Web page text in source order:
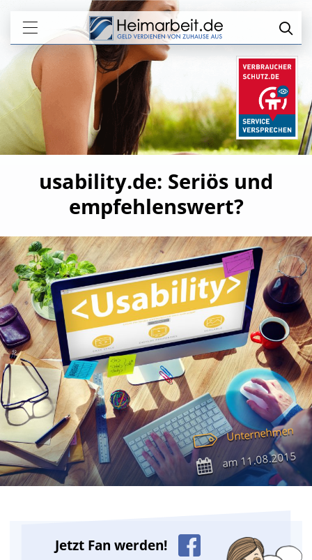
usability.de: Seriös und
empfehlenswert?
Unternehmen
am11.08.2015
Jetzt Fan werden!